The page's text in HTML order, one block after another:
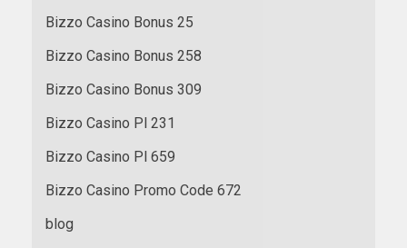
Bizzo Casino Bonus 25
Bizzo Casino Bonus 258
Bizzo Casino Bonus 309
Bizzo Casino Pl 231
Bizzo Casino Pl 659
Bizzo Casino Promo Code 672
blog